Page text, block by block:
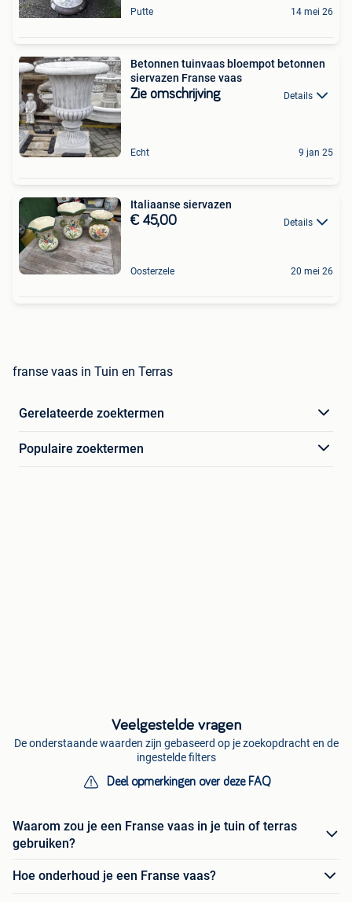
Putte 14 mei 26
Betonnen tuinvaas bloempot betonnen
siervazen Franse vaas
Zie omschrijving Details
Echt 9 jan 25
Italiaanse siervazen
€ 45,00 Details
Oosterzele 20 mei 26
franse vaas in Tuin en Terras
Gerelateerde zoektermen
Populaire zoektermen
Veelgestelde vragen
De onderstaande waarden zijn gebaseerd op je zoekopdracht en de
ingestelde filters
Deel opmerkingen over deze FAQ
Waarom zou je een Franse vaas in je tuin of terras
gebruiken?
Hoe onderhoud je een Franse vaas?